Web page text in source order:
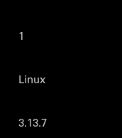
1
Linux
3.13.7